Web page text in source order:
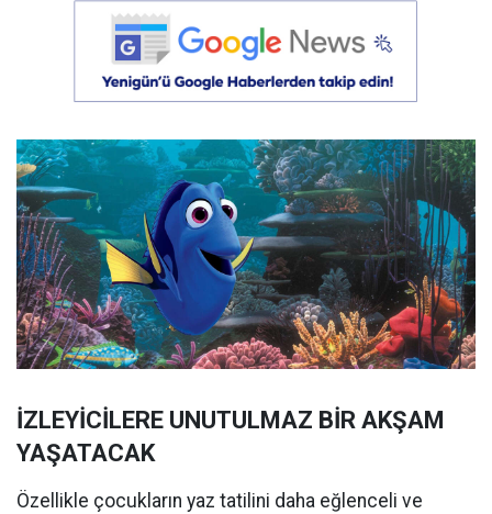
İZLEYİCİLERE UNUTULMAZ BİR AKŞAM
YAŞATACAK
Özellikle çocukların yaz tatilini daha eğlenceli ve